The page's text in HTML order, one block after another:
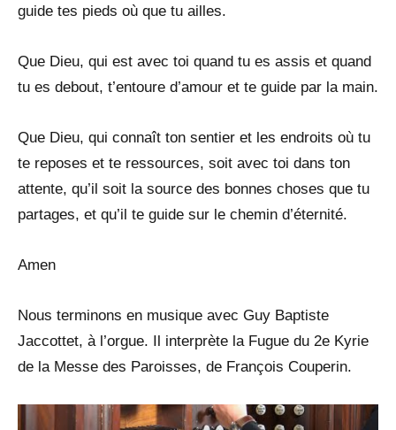
guide tes pieds où que tu ailles.
Que Dieu, qui est avec toi quand tu es assis et quand
tu es debout, t’entoure d’amour et te guide par la main.
Que Dieu, qui connaît ton sentier et les endroits où tu
te reposes et te ressources, soit avec toi dans ton
attente, qu’il soit la source des bonnes choses que tu
partages, et qu’il te guide sur le chemin d’éternité.
Amen
Nous terminons en musique avec Guy Baptiste
Jaccottet, à l’orgue. Il interprète la Fugue du 2e Kyrie
de la Messe des Paroisses, de François Couperin.